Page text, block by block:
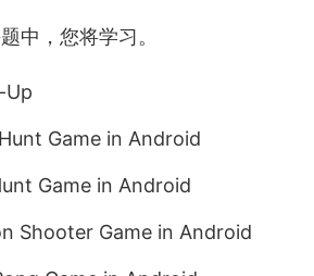
中，您将学习。
Up
Game in Android
Game in Android
Shooter Game in Android